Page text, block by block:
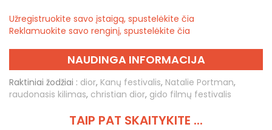
Užregistruokite savo įstaigą, spustelėkite čia
Reklamuokite savo renginį, spustelėkite čia
NAUDINGA INFORMACIJA
Raktiniai žodžiai : dior, Kanų festivalis, Natalie Portman,
raudonasis kilimas, christian dior, gido filmų festivalis
TAIP PAT SKAITYKITE ...